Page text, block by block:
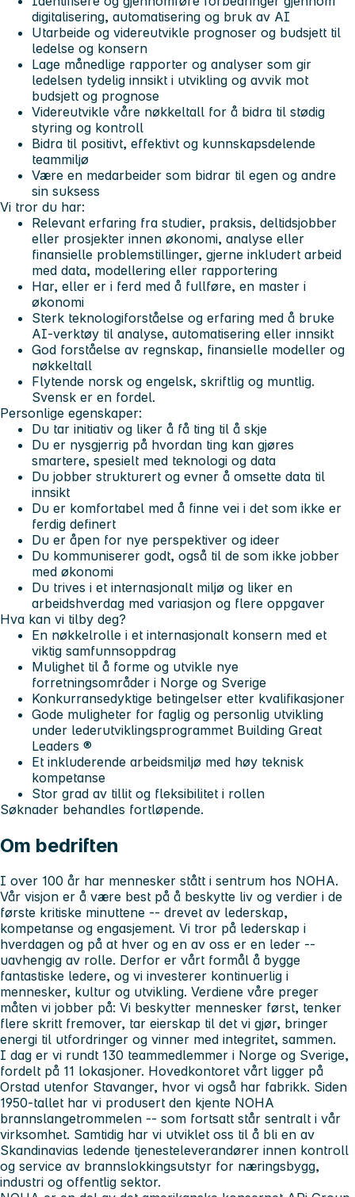
digitalisering, automatisering og bruk av AI
Utarbeide og videreutvikle prognoser og budsjett til
ledelse og konsern
Lage månedlige rapporter og analyser som gir
ledelsen tydelig innsikt i utvikling og avvik mot
budsjett og prognose
Videreutvikle våre nøkkeltall for å bidra til stødig
styring og kontroll
Bidra til positivt, effektivt og kunnskapsdelende
teammiljø
Være en medarbeider som bidrar til egen og andre
sin suksess
Vi tror du har:
Relevant erfaring fra studier, praksis, deltidsjobber
eller prosjekter innen økonomi, analyse eller
finansielle problemstillinger, gjerne inkludert arbeid
med data, modellering eller rapportering
Har, eller er i ferd med å fullføre, en master i
økonomi
Sterk teknologiforståelse og erfaring med å bruke
AI-verktøy til analyse, automatisering eller innsikt
God forståelse av regnskap, finansielle modeller og
nøkkeltall
Flytende norsk og engelsk, skriftlig og muntlig.
Svensk er en fordel.
Personlige egenskaper:
Du tar initiativ og liker å få ting til å skje
Du er nysgjerrig på hvordan ting kan gjøres
smartere, spesielt med teknologi og data
Du jobber strukturert og evner å omsette data til
innsikt
Du er komfortabel med å finne vei i det som ikke er
ferdig definert
Du er åpen for nye perspektiver og ideer
Du kommuniserer godt, også til de som ikke jobber
med økonomi
Du trives i et internasjonalt miljø og liker en
arbeidshverdag med variasjon og flere oppgaver
Hva kan vi tilby deg?
En nøkkelrolle i et internasjonalt konsern med et
viktig samfunnsoppdrag
Mulighet til å forme og utvikle nye
forretningsområder i Norge og Sverige
Konkurransedyktige betingelser etter kvalifikasjoner
Gode muligheter for faglig og personlig utvikling
under lederutviklingsprogrammet Building Great
Leaders ®
Et inkluderende arbeidsmiljø med høy teknisk
kompetanse
Stor grad av tillit og fleksibilitet i rollen
Søknader behandles fortløpende.
Om bedriften
I over 100 år har mennesker stått i sentrum hos NOHA.
Vår visjon er å være best på å beskytte liv og verdier i de
første kritiske minuttene -- drevet av lederskap,
kompetanse og engasjement. Vi tror på lederskap i
hverdagen og på at hver og en av oss er en leder --
uavhengig av rolle. Derfor er vårt formål å bygge
fantastiske ledere, og vi investerer kontinuerlig i
mennesker, kultur og utvikling. Verdiene våre preger
måten vi jobber på: Vi beskytter mennesker først, tenker
flere skritt fremover, tar eierskap til det vi gjør, bringer
energi til utfordringer og vinner med integritet, sammen.
I dag er vi rundt 130 teammedlemmer i Norge og Sverige,
fordelt på 11 lokasjoner. Hovedkontoret vårt ligger på
Orstad utenfor Stavanger, hvor vi også har fabrikk. Siden
1950-tallet har vi produsert den kjente NOHA
brannslangetrommelen -- som fortsatt står sentralt i vår
virksomhet. Samtidig har vi utviklet oss til å bli en av
Skandinavias ledende tjenesteleverandører innen kontroll
og service av brannslokkingsutstyr for næringsbygg,
industri og offentlig sektor.